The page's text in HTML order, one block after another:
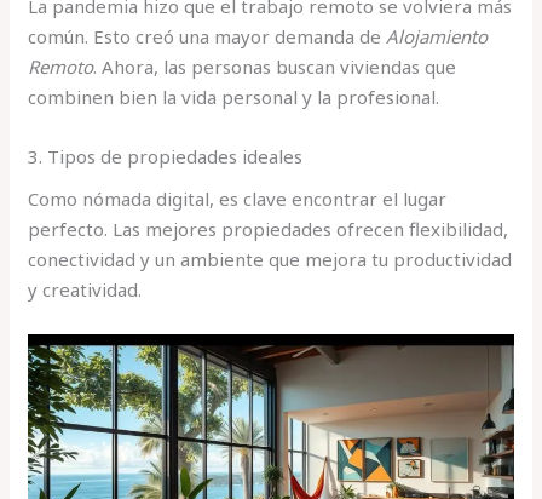
La pandemia hizo que el trabajo remoto se volviera más
común. Esto creó una mayor demanda de Alojamiento
Remoto. Ahora, las personas buscan viviendas que
combinen bien la vida personal y la profesional.
3. Tipos de propiedades ideales
Como nómada digital, es clave encontrar el lugar
perfecto. Las mejores propiedades ofrecen flexibilidad,
conectividad y un ambiente que mejora tu productividad
y creatividad.